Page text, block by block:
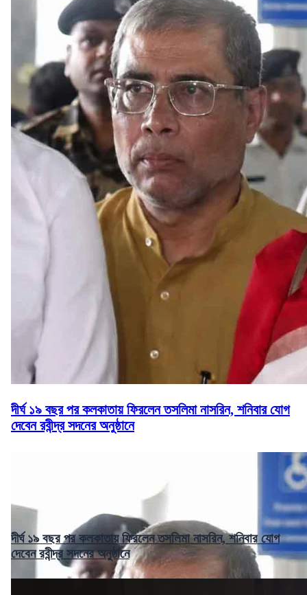
দীর্ঘ ১৯ বছর পর কলকাতায় ফিরলেন তসলিমা নাসরিন, শনিবার যোগ
দেবেন রবীন্দ্র সদনের অনুষ্ঠানে
দীর্ঘ ১৯ বছর পর কলকাতায় ফিরলেন তসলিমা নাসরিন, শনিবার যোগ
দেবেন রবীন্দ্র সদনের অনুষ্ঠানে